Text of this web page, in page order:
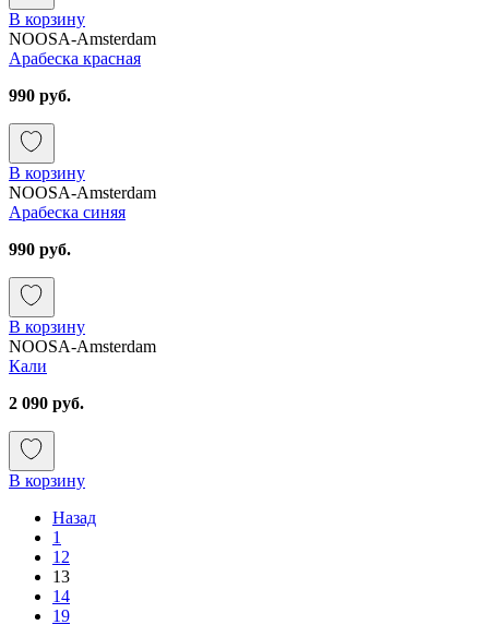
В корзину
NOOSA-Amsterdam
Арабеска красная
990 руб.
В корзину
NOOSA-Amsterdam
Арабеска синяя
990 руб.
В корзину
NOOSA-Amsterdam
Кали
2 090 руб.
В корзину
Назад
1
12
13
14
19